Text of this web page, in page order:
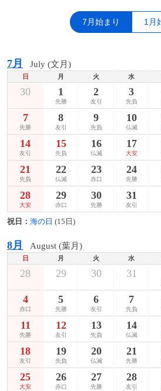
7月始まり 1月
7月 July (文月)
日 月 火 水
30 1
先勝
2
友引
3
先負
7
先勝
8
友引
9
先負
10
仏滅
14
友引
15
先負
16
仏滅
17
大安
21
先負
22
仏滅
23
赤口
24
先勝
28
大安
29
赤口
30
先勝
31
友引
祝日： 海の日 (15日)
8月 August (葉月)
日 月 火 水
28 29 30 31
4
赤口
5
先勝
6
友引
7
先負
11
先勝
12
友引
13
先負
14
仏滅
18
友引
19
先負
20
仏滅
21
先勝
25
大安
26
赤口
27
先勝
28
友引